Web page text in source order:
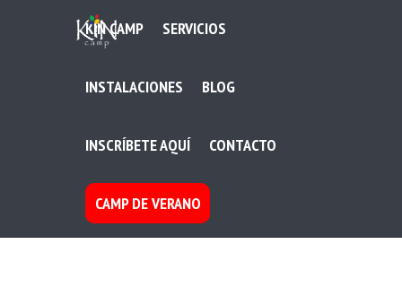
KIN CAMP SERVICIOS
INSTALACIONES BLOG
INSCRÍBETE AQUÍ CONTACTO
CAMP DE VERANO